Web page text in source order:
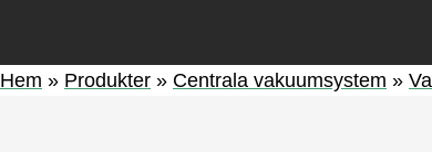
Hem » Produkter » Centrala vakuumsystem »